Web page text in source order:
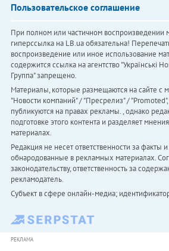
Пользовательское соглашение
При полном или частичном воспроизведении
гиперссылка на LB.ua обязательна!
воспроизведение или иное использование
содержится ссылка на агентство "Українськi
Группа" запрещено.
Материалы, которые размещаются на сайте с
"Новости компаний" / "Пресрелиз" /
публикуются на правах рекламы. , однако
подготовке этого контента и разделяет
материалах.
Редакция не несет ответственности за факты
обнародованные в рекламных материалах.
законодательству, ответственность за
рекламодатель.
Субъект в сфере онлайн-медиа;
РЕКЛАМА